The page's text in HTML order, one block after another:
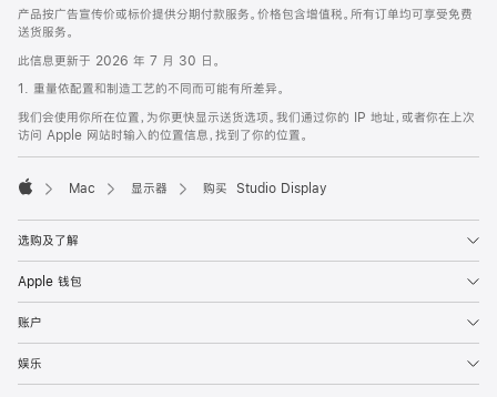
产品按广告宣传价或标价提供分期付款服务。价格包含增值税。所有订单均可享受免费
送货服务。
此信息更新于 2026 年 7 月 30 日。
1. 重量依配置和制造工艺的不同而可能有所差异。
我们会使用你所在位置，为你更快显示送货选项。我们通过你的 IP 地址，或者你在上次
访问 Apple 网站时输入的位置信息，找到了你的位置。
Mac 显示器 购买 Studio Display
选购及了解
Apple 钱包
账户
娱乐